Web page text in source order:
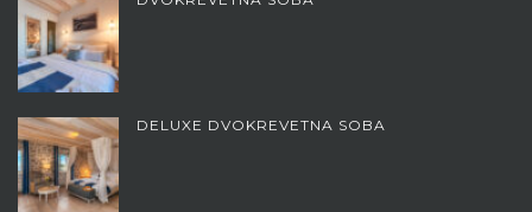
DELUXE DVOKREVETNA SOBA